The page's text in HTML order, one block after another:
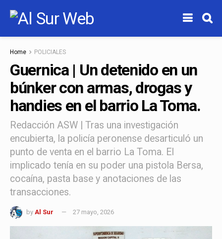
Home POLICIALES
Guernica | Un detenido en un
búnker con armas, drogas y
handies en el barrio La Toma.
Redacción ASW | Tras una investigación
encubierta, la policía peronense desarticuló un
punto de venta en el barrio La Toma. El
implicado tenía en su poder una pistola Bersa,
cocaína, pasta base y anotaciones de las
transacciones.
by Al Sur 27 mayo, 2026